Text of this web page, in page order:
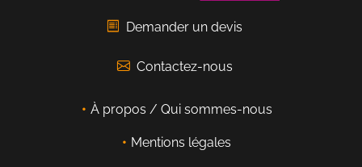
Demander un devis
Contactez-nous
À propos / Qui sommes-nous
Mentions légales